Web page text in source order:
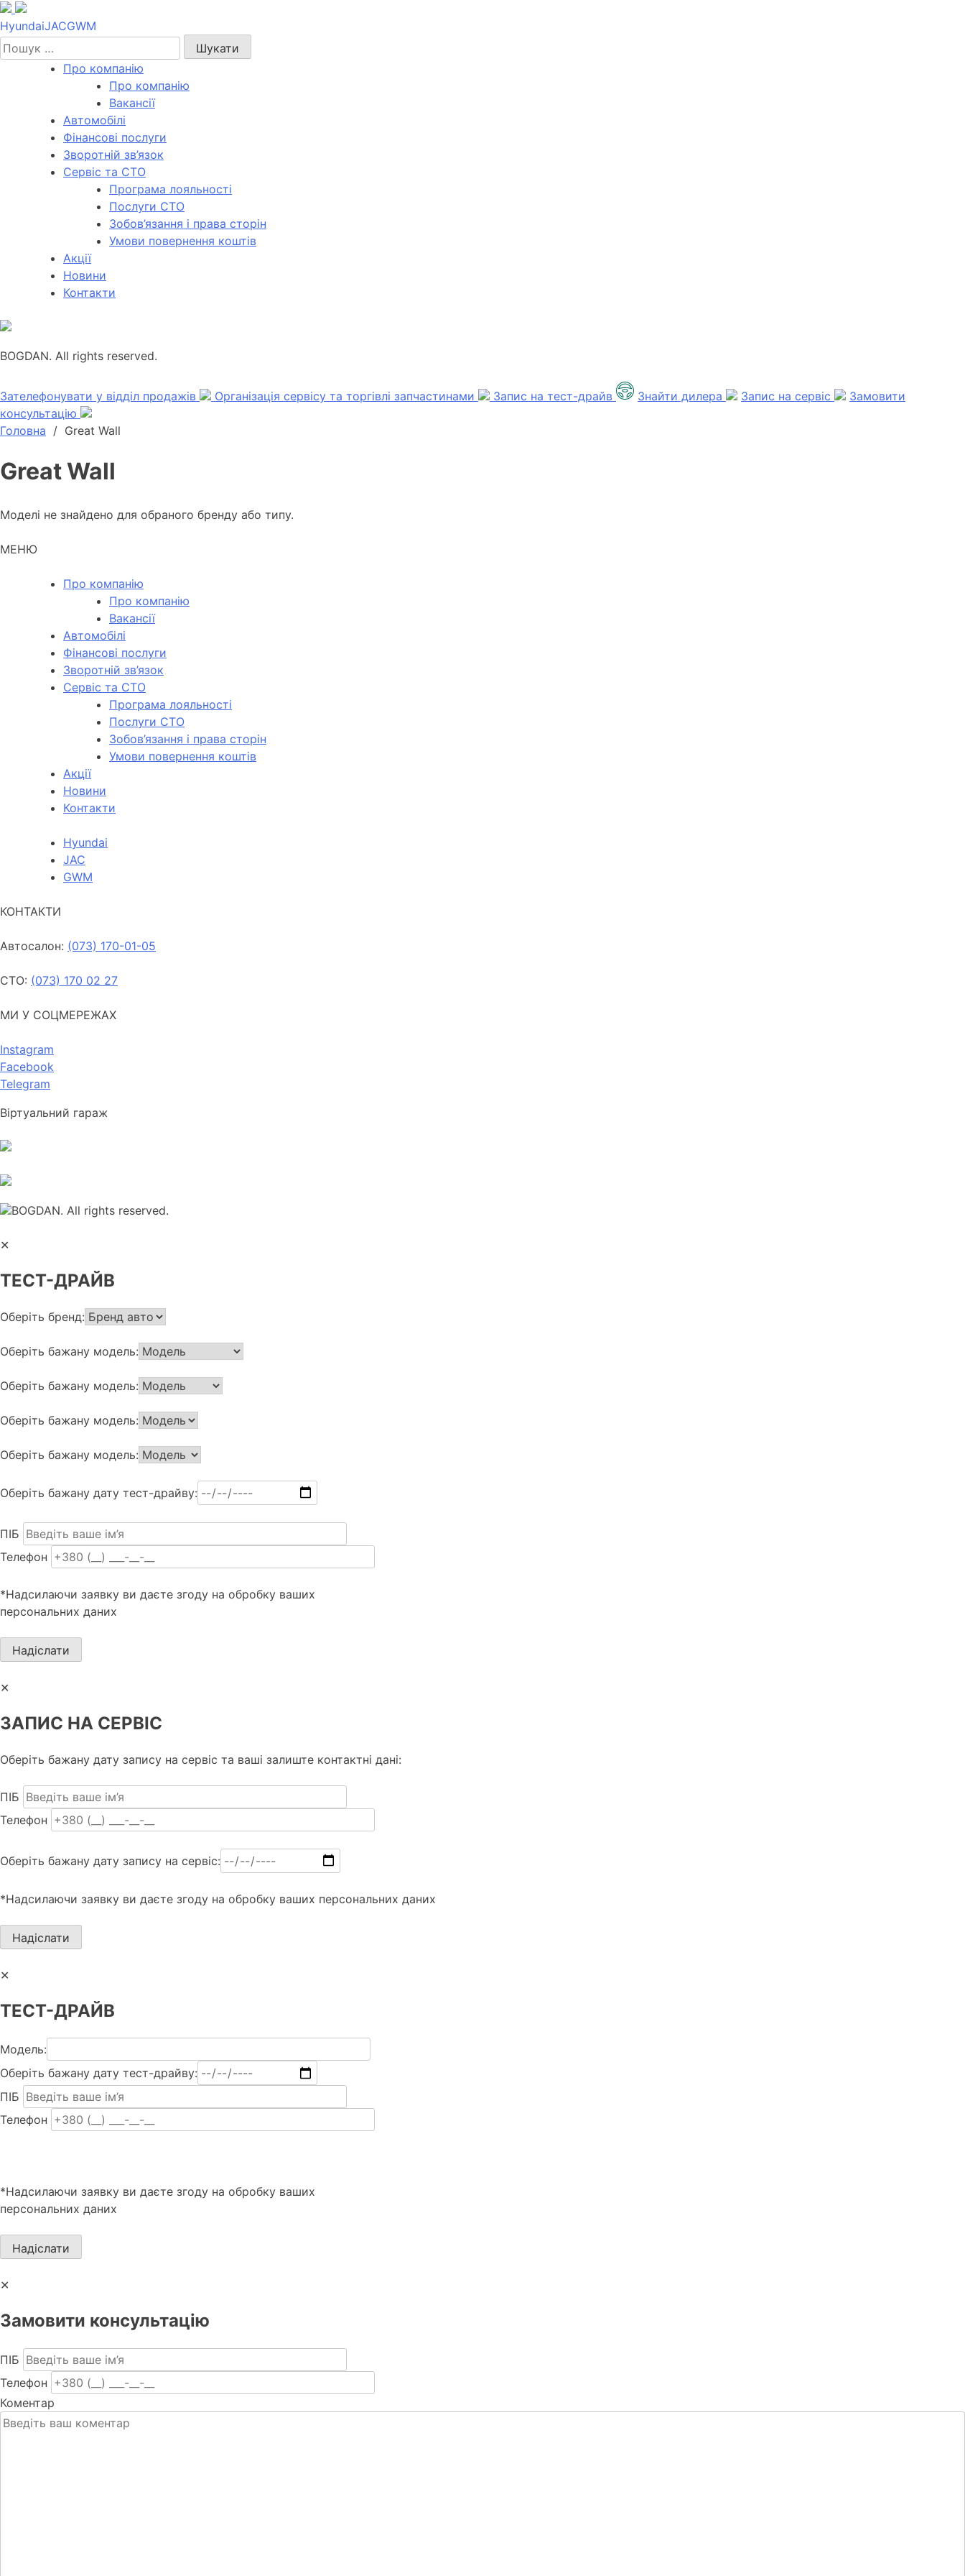
Skip
to
content
HyundaiJACGWM
Пошук:
Про компанію
Про компанію
Вакансії
Автомобілі
Фінансові послуги
Зворотній зв’язок
Cервіс та СТО
Програма лояльності
Послуги СТО
Зобов’язання і права сторін
Умови повернення коштів
Акції
Новини
Контакти
BOGDAN. All rights reserved.
Зателефонувати у відділ продажів Організація сервісу та торгівлі запчастинами Запис на тест-драйв Знайти дилера Запис на сервіс
Замовити
консультацію
Головна / Great Wall
Great Wall
Моделі не знайдено для обраного бренду або типу.
МЕНЮ
Про компанію
Про компанію
Вакансії
Автомобілі
Фінансові послуги
Зворотній зв’язок
Cервіс та СТО
Програма лояльності
Послуги СТО
Зобов’язання і права сторін
Умови повернення коштів
Акції
Новини
Контакти
Hyundai
JAC
GWM
КОНТАКТИ
Автосалон: (073) 170-01-05
СТО: (073) 170 02 27
МИ У СОЦМЕРЕЖАХ
Instagram
Facebook
Telegram
Віртуальний гараж
BOGDAN. All rights reserved.
✕
ТЕСТ-ДРАЙВ
Оберіть бренд:
Оберіть бажану модель:
Оберіть бажану модель:
Оберіть бажану модель:
Оберіть бажану модель:
Оберіть бажану дату тест-драйву:
ПІБ
Телефон
*Надсилаючи заявку ви даєте згоду на обробку ваших
персональних даних
✕
ЗАПИС НА СЕРВІС
Оберіть бажану дату запису на сервіс та ваші залиште контактні дані:
ПІБ
Телефон
Оберіть бажану дату запису на сервіс:
*Надсилаючи заявку ви даєте згоду на обробку ваших персональних даних
✕
ТЕСТ-ДРАЙВ
Модель:
Оберіть бажану дату тест-драйву:
ПІБ
Телефон
*Надсилаючи заявку ви даєте згоду на обробку ваших
персональних даних
✕
Замовити консультацію
ПІБ
Телефон
Коментар